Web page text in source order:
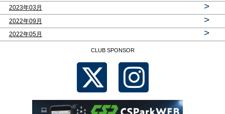
2023年03月 >
2022年09月 >
2022年05月 >
CLUB SPONSOR